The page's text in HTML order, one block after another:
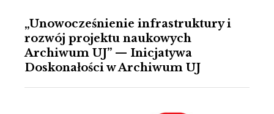
„Unowocześnienie infrastruktury i
rozwój projektu naukowych
Archiwum UJ” — Inicjatywa
Doskonałości w Archiwum UJ